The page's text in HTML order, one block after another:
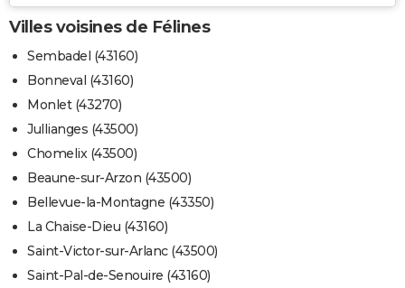
Villes voisines de Félines
Sembadel (43160)
Bonneval (43160)
Monlet (43270)
Jullianges (43500)
Chomelix (43500)
Beaune-sur-Arzon (43500)
Bellevue-la-Montagne (43350)
La Chaise-Dieu (43160)
Saint-Victor-sur-Arlanc (43500)
Saint-Pal-de-Senouire (43160)